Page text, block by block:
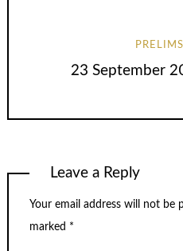
23 September
Leave a Reply
Your email address will not be
marked *